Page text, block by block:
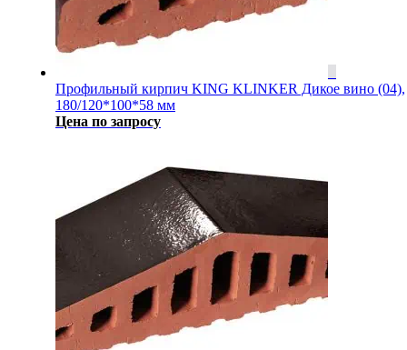
Профильный кирпич KING KLINKER Дикое вино (04),
180/120*100*58 мм
Цена по запросу